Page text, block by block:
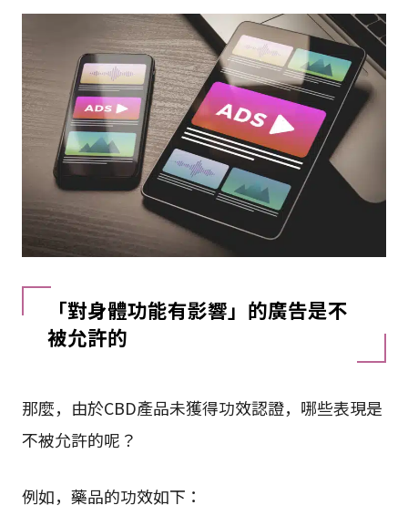
「對身體功能有影響」的廣告是不
被允許的
那麼，由於CBD產品未獲得功效認證，哪些表現是
不被允許的呢？
例如，藥品的功效如下：